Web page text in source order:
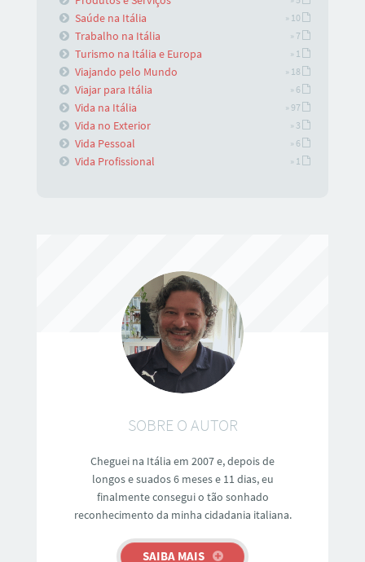
Saúde na Itália » 10
Trabalho na Itália » 7
Turismo na Itália e Europa » 1
Viajando pelo Mundo » 18
Viajar para Itália » 6
Vida na Itália » 97
Vida no Exterior » 3
Vida Pessoal » 6
Vida Profissional » 1
SOBRE O AUTOR
Cheguei na Itália em 2007 e, depois de
longos e suados 6 meses e 11 dias, eu
finalmente consegui o tão sonhado
reconhecimento da minha cidadania italiana.
SAIBA MAIS